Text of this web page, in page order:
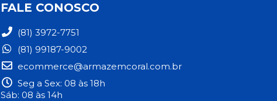
FALE CONOSCO
(81) 3972-7751
(81) 99187-9002
ecommerce@armazemcoral.com.br
Seg a Sex: 08 às 18h
Sáb: 08 às 14h